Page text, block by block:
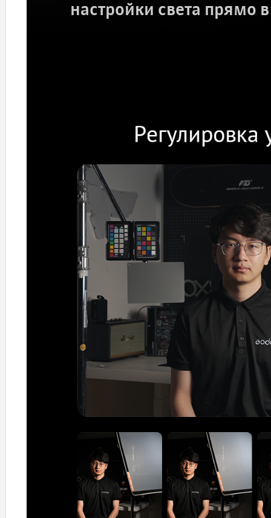
настройки света прямо